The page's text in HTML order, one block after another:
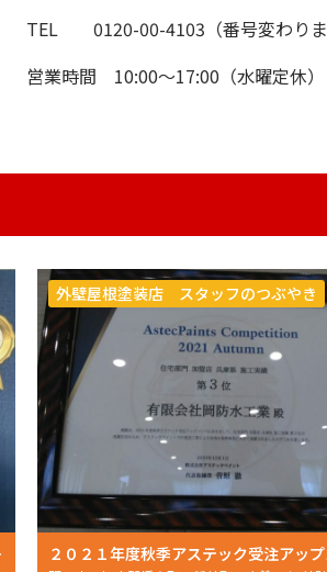
TEL 0120-00-4103（番号変わりま
営業時間 10:00〜17:00（水曜定休）
した
外壁屋根塗装店 スタッフのつぶやき